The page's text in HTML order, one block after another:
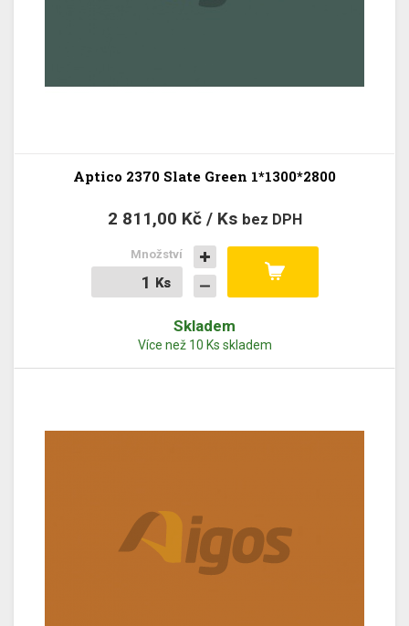
Aptico 2370 Slate Green 1*1300*2800
2 811,00 Kč / Ks bez DPH
Ks
Ks
Množství
Skladem
Více než 10 Ks skladem